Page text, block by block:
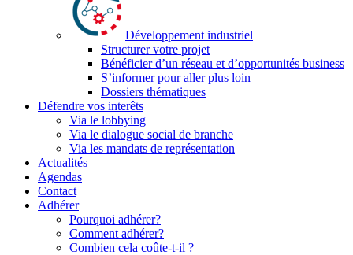
Développement industriel
Structurer votre projet
Bénéficier d’un réseau et d’opportunités business
S’informer pour aller plus loin
Dossiers thématiques
Défendre vos interêts
Via le lobbying
Via le dialogue social de branche
Via les mandats de représentation
Actualités
Agendas
Contact
Adhérer
Pourquoi adhérer?
Comment adhérer?
Combien cela coûte-t-il ?